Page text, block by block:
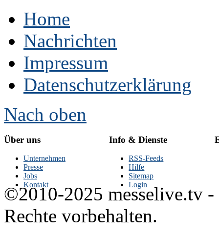
Home
Nachrichten
Impressum
Datenschutzerklärung
Nach oben
Über uns
Unternehmen
Presse
Jobs
Kontakt
Info & Dienste
RSS-Feeds
Hilfe
Sitemap
Login
©2010-2025 messelive.tv -
Rechte vorbehalten.